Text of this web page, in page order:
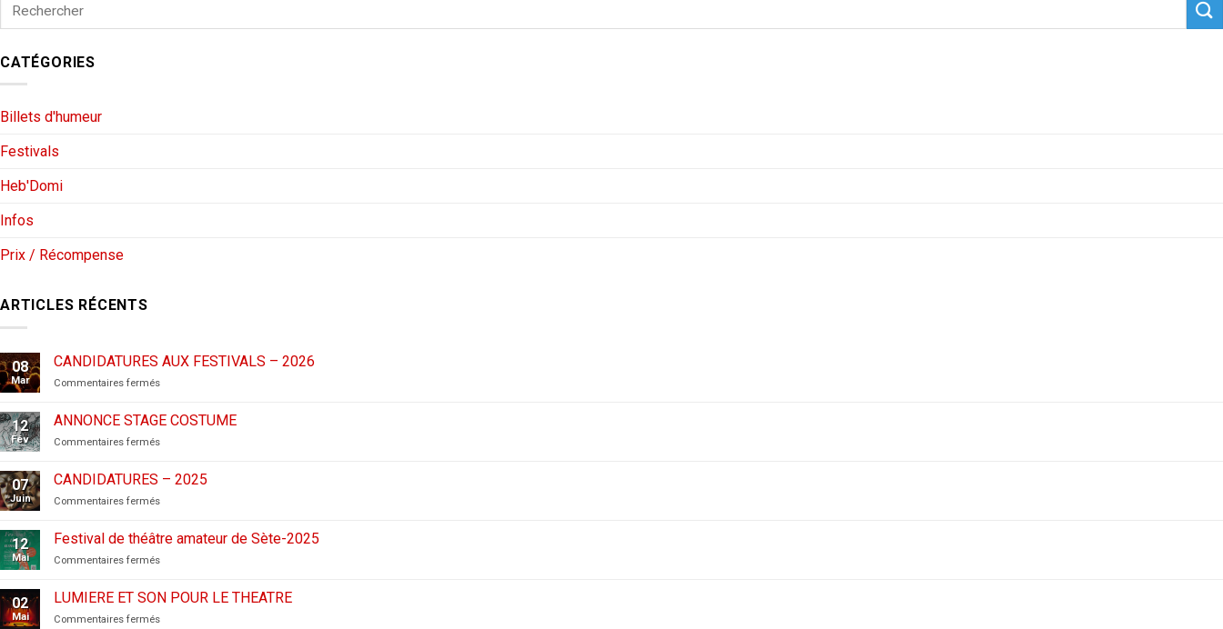
CATÉGORIES
Billets d'humeur
Festivals
Heb'Domi
Infos
Prix / Récompense
ARTICLES RÉCENTS
08
Mar
CANDIDATURES AUX FESTIVALS – 2026
Commentaires ferméssur
AUX
FESTIVALS
–
12
Fév
ANNONCE STAGE COSTUME
Commentaires ferméssur
STAGE
COSTUME
07
Juin
CANDIDATURES – 2025
Commentaires ferméssur
2025
12
Mai
Festival de théâtre amateur de Sète-2025
Commentaires ferméssur
de
théâtre
amateur
02
Mai
LUMIERE ET SON POUR LE THEATRE
Commentaires ferméssur